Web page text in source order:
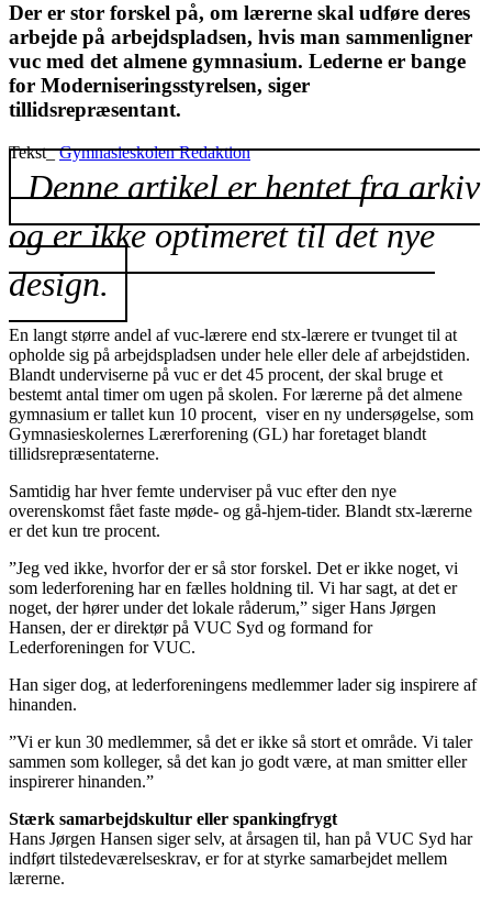
Der er stor forskel på, om lærerne skal udføre deres
arbejde på arbejdspladsen, hvis man sammenligner
vuc med det almene gymnasium. Lederne er bange
for Moderniseringsstyrelsen, siger
tillidsrepræsentant.
Tekst_Gymnasieskolen Redaktion
Denne artikel er hentet fra arkiv
og er ikke optimeret til det nye
design.
En langt større andel af vuc-lærere end stx-lærere er tvunget til at
opholde sig på arbejdspladsen under hele eller dele af arbejdstiden.
Blandt underviserne på vuc er det 45 procent, der skal bruge et
bestemt antal timer om ugen på skolen. For lærerne på det almene
gymnasium er tallet kun 10 procent, viser en ny undersøgelse, som
Gymnasieskolernes Lærerforening (GL) har foretaget blandt
tillidsrepræsentaterne.
Samtidig har hver femte underviser på vuc efter den nye
overenskomst fået faste møde- og gå-hjem-tider. Blandt stx-lærerne
er det kun tre procent.
”Jeg ved ikke, hvorfor der er så stor forskel. Det er ikke noget, vi
som lederforening har en fælles holdning til. Vi har sagt, at det er
noget, der hører under det lokale råderum,” siger Hans Jørgen
Hansen, der er direktør på VUC Syd og formand for
Lederforeningen for VUC.
Han siger dog, at lederforeningens medlemmer lader sig inspirere af
hinanden.
”Vi er kun 30 medlemmer, så det er ikke så stort et område. Vi taler
sammen som kolleger, så det kan jo godt være, at man smitter eller
inspirerer hinanden.”
Stærk samarbejdskultur eller spankingfrygt
Hans Jørgen Hansen siger selv, at årsagen til, han på VUC Syd har
indført tilstedeværelseskrav, er for at styrke samarbejdet mellem
lærerne.